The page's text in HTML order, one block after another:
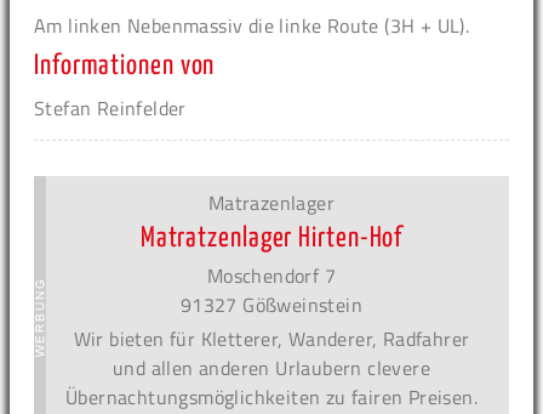
Am linken Nebenmassiv die linke Route (3H + UL).
Informationen von
Stefan Reinfelder
Matrazenlager
Matratzenlager Hirten-Hof
Moschendorf 7
91327 Gößweinstein
Wir bieten für Kletterer, Wanderer, Radfahrer
und allen anderen Urlaubern clevere
Übernachtungsmöglichkeiten zu fairen Preisen.